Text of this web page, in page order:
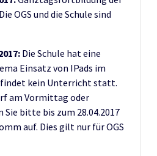
OGS und die Schule sind
Die Schule hat eine
Einsatz von IPads im
kein Unterricht statt.
am Vormittag oder
bitte bis zum 28.04.2017
auf. Dies gilt nur für OGS